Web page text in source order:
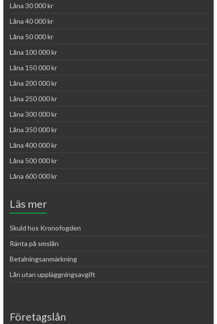
Låna 30 000 kr
Låna 40 000 kr
Låna 50 000 kr
Låna 100 000 kr
Låna 150 000 kr
Låna 200 000 kr
Låna 250 000 kr
Låna 300 000 kr
Låna 350 000 kr
Låna 400 000 kr
Låna 500 000 kr
Låna 600 000 kr
Läs mer
Skuld hos Kronofogden
Ränta på smslån
Betalningsanmärkning
Lån utan uppläggningsavgift
Företagslån